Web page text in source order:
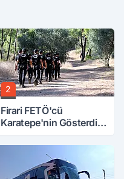
2
Firari FETÖ'cü
Karatepe'nin Gösterdiği
Aranıyor